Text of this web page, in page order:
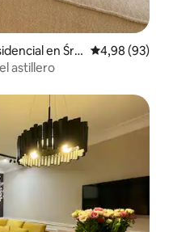
en Śró Calificación
4,98 (93)
astillero
destacados